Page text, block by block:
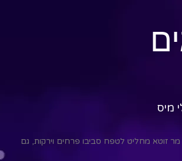
מיס
זוטא מחליט לטפח סביבו פרחים וירקות, גם